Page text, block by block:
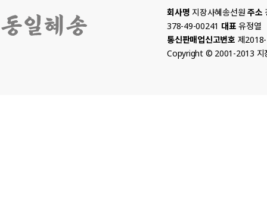
회사명 지장사혜송선원 주소
378-49-00241 대표 유정열
통신판매업신고번호 제
Copyright © 2001-2013 지